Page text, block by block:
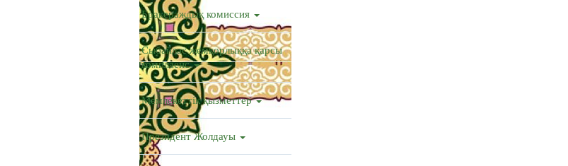
Бракераждық комиссия
Сыбайлас жемқорлыққа қарсы
комплаенс
Мемлекеттік қызметтер
Президент Жолдауы